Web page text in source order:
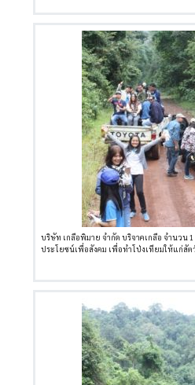
บริษัท เกลือพิมาย จำกัด บริจาคเกลือ จำนวน
ประโยชน์เพื่อสังคม เพื่อทำโป่งเทียมให้แก่สั